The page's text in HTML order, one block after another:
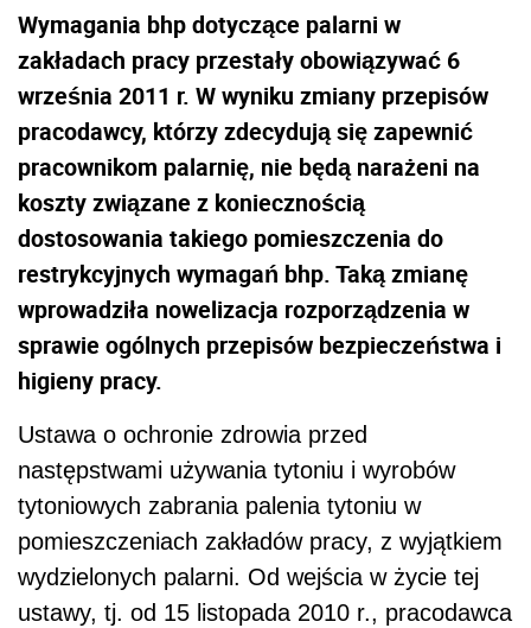
Wymagania bhp dotyczące palarni w
zakładach pracy przestały obowiązywać 6
września 2011 r. W wyniku zmiany przepisów
pracodawcy, którzy zdecydują się zapewnić
pracownikom palarnię, nie będą narażeni na
koszty związane z koniecznością
dostosowania takiego pomieszczenia do
restrykcyjnych wymagań bhp. Taką zmianę
wprowadziła nowelizacja rozporządzenia w
sprawie ogólnych przepisów bezpieczeństwa i
higieny pracy.
Ustawa o ochronie zdrowia przed
następstwami używania tytoniu i wyrobów
tytoniowych zabrania palenia tytoniu w
pomieszczeniach zakładów pracy, z wyjątkiem
wydzielonych palarni. Od wejścia w życie tej
ustawy, tj. od 15 listopada 2010 r., pracodawca